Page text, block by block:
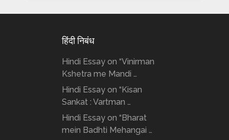
हिंदी निबंध
Hindi Essay on “Vinirman
Kshetra me Mandi …
Hindi Essay on “Kisan
Sankat : Vartman …
Hindi Essay on “Bharat
mein Badhti Mehangai …